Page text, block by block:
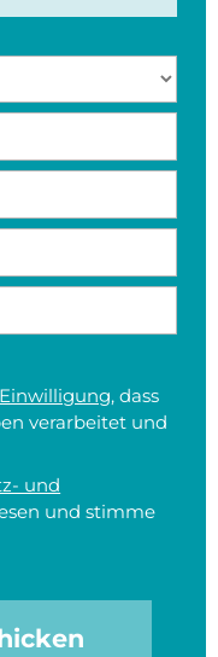
Einwilligung, dass
verarbeitet und
und
und stimme